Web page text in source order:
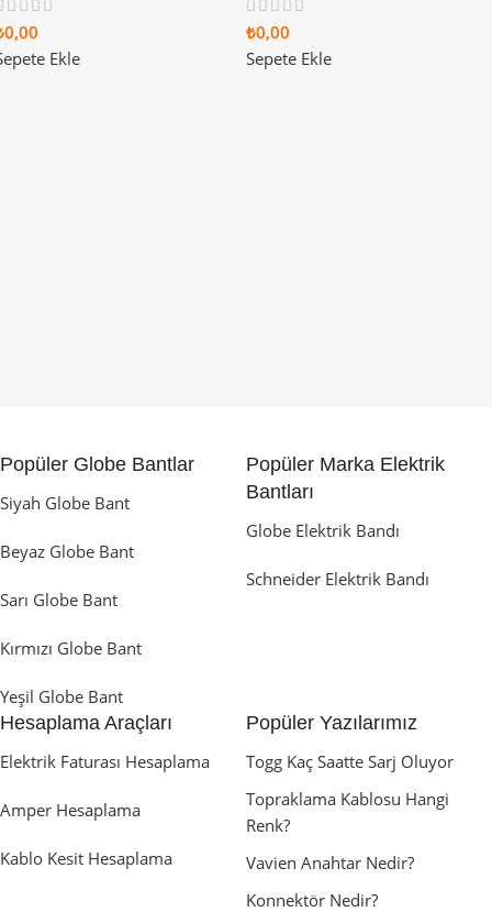
0,00
Ekle
₺0,00
Sepete Ekle
Popüler Globe Bantlar
Siyah Globe Bant
Beyaz Globe Bant
Sarı Globe Bant
Kırmızı Globe Bant
Yeşil Globe Bant
Popüler Marka Elektrik
Bantları
Globe Elektrik Bandı
Schneider Elektrik Bandı
Hesaplama Araçları
Elektrik Faturası Hesaplama
Amper Hesaplama
Kablo Kesit Hesaplama
Popüler Yazılarımız
Togg Kaç Saatte Sarj Oluyor
Topraklama Kablosu Hangi
Renk?
Vavien Anahtar Nedir?
Konnektör Nedir?